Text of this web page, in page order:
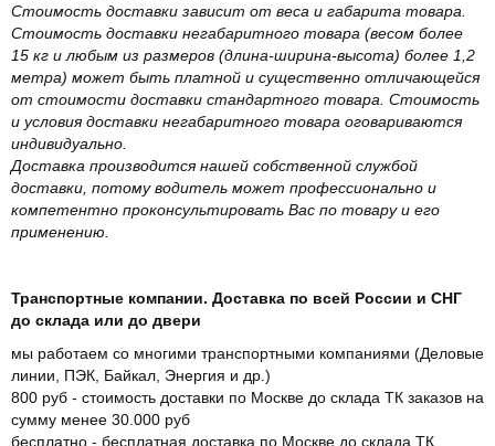
Стоимость доставки зависит от веса и габарита товара.
Стоимость доставки негабаритного товара (весом более
15 кг и любым из размеров (длина-ширина-высота) более 1,2
метра) может быть платной и существенно отличающейся
от стоимости доставки стандартного товара. Стоимость
и условия доставки негабаритного товара оговариваются
индивидуально.
Доставка производится нашей собственной службой
доставки, потому водитель может профессионально и
компетентно проконсультировать Вас по товару и его
применению.
Транспортные компании. Доставка по всей России и СНГ
до склада или до двери
мы работаем со многими транспортными компаниями (Деловые
линии, ПЭК, Байкал, Энергия и др.)
800 руб - стоимость доставки по Москве до склада ТК заказов на
сумму менее 30.000 руб
бесплатно - бесплатная доставка по Москве до склада ТК